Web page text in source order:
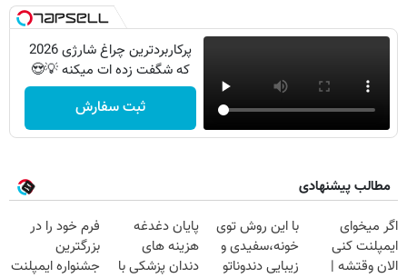
پرکاربردترین چراغ شارژی 2026
که شگفت زده ات میکنه 💡😍
ثبت سفارش
مطالب پیشنهادی
اگر میخوای
ایمپلنت کنی
الان وقتشه |
با این روش توی
خونه،سفیدی و
زیبایی دندوناتو
پایان دغدغه
هزینه های
دندان پزشکی با
فرم خود را در
بزرگترین
جشنواره ایمپلنت